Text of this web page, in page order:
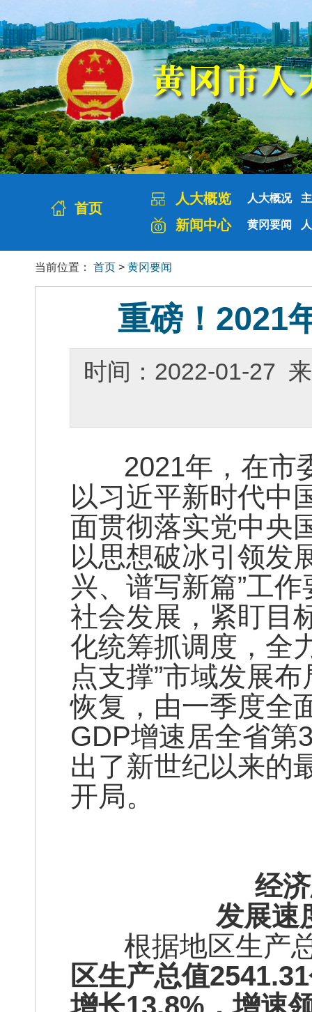
首页
人大概览 人大概况
新闻中心 黄冈要闻
当前位置： 首页 > 黄冈要闻
重磅！2021
时间：2022-01-27
2021年，在市委
以习近平新时代中
面贯彻落实党中央
以思想破冰引领发
兴、谱写新篇”工
社会发展，紧盯目
化统筹抓调度，全
点支撑”市域发展
恢复，由一季度全
GDP增速居全省第
出了新世纪以来的
开局。
经
发展速
根据地区生产总
区生产总值
增长13.8%，增速